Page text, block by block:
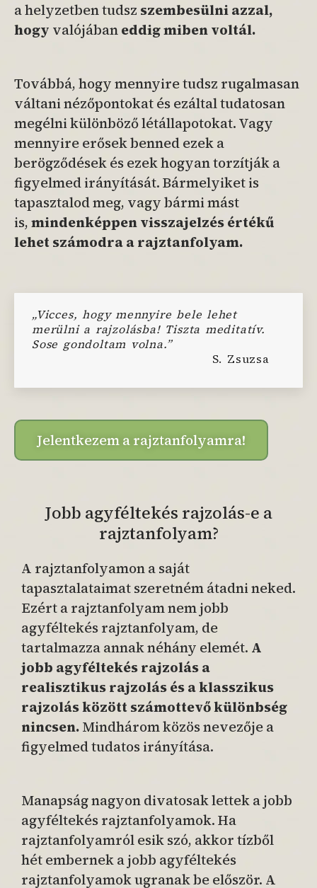
a helyzetben tudsz szembesülni azzal,
hogy valójábaneddig miben voltál.
Továbbá, hogy mennyire tudsz rugalmasan
váltani nézőpontokat és ezáltal tudatosan
megélni különböző létállapotokat. Vagy
mennyire erősek benned ezek a
berögződések és ezek hogyan torzítják a
figyelmed irányítását. Bármelyiket is
tapasztalod meg, vagy bármi mást
is,mindenképpen visszajelzés értékű
lehet számodra a rajztanfolyam.
„Vicces, hogy mennyire bele lehet
merülni a rajzolásba! Tiszta meditatív.
Sose gondoltam volna.”
S. Zsuzsa
Jelentkezem a rajztanfolyamra!
Jobb agyféltekés rajzolás-e a
rajztanfolyam?
A rajztanfolyamon a saját
tapasztalataimat szeretném átadni neked.
Ezért a rajztanfolyam nem jobb
agyféltekés rajztanfolyam, de
tartalmazza annak néhány elemét. A
jobb agyféltekés rajzolás a
realisztikus rajzolás és a klasszikus
rajzolás között számottevő különbség
nincsen.Mindhárom közös nevezője a
figyelmed tudatos irányítása.
Manapság nagyon divatosak lettek a jobb
agyféltekés rajztanfolyamok. Ha
rajztanfolyamról esik szó, akkor tízből
hét embernek a jobb agyféltekés
rajztanfolyamok ugranak be először. A